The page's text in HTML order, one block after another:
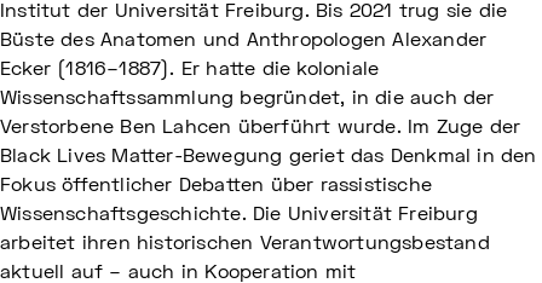
Institut der Universität Freiburg. Bis 2021 trug sie die
Büste des Anatomen und Anthropologen Alexander
Ecker (1816–1887). Er hatte die koloniale
Wissenschaftssammlung begründet, in die auch der
Verstorbene Ben Lahcen überführt wurde. Im Zuge der
Black Lives Matter-Bewegung geriet das Denkmal in den
Fokus öffentlicher Debatten über rassistische
Wissenschaftsgeschichte. Die Universität Freiburg
arbeitet ihren historischen Verantwortungsbestand
aktuell auf – auch in Kooperation mit